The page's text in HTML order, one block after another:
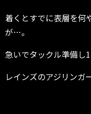
着くとすでに表層を何
が…。
急いでタックル準備し
レインズのアジリンガ